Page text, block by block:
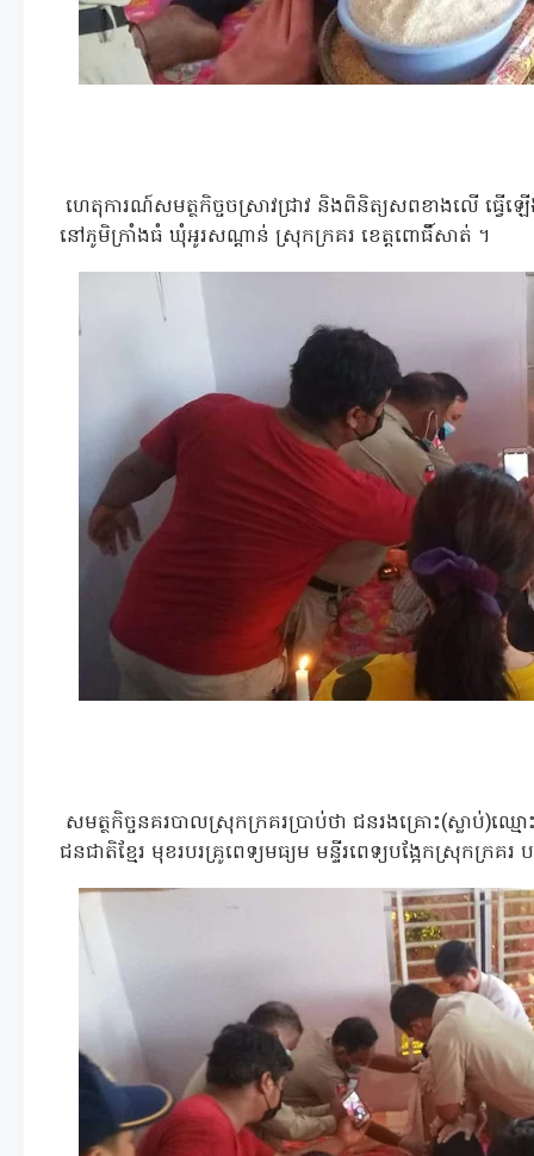
ហេតុការណ៍សមត្ថកិច្ចចស្រាវជ្រាវ និងពិនិត្យសពខាងលើ ធ្វើ
នៅភូមិក្រាំងធំ ឃុំអូរសណ្ដាន់ ស្រុកក្រគរ ខេត្តពោធិ៍សាត់ ។
សមត្ថកិច្ចនគរបាលស្រុកក្រគរប្រាប់ថា ជនរងគ្រោះ(ស្លាប់)ឈ្
ជនជាតិខ្មែរ មុខរបរគ្រូពេទ្យមធ្យម មន្ទីរពេទ្យបង្អែកស្រុកក្រគ